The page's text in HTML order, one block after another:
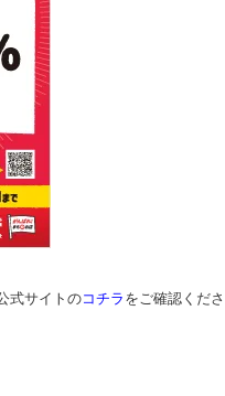
式サイトのコチラ をご確認くだ